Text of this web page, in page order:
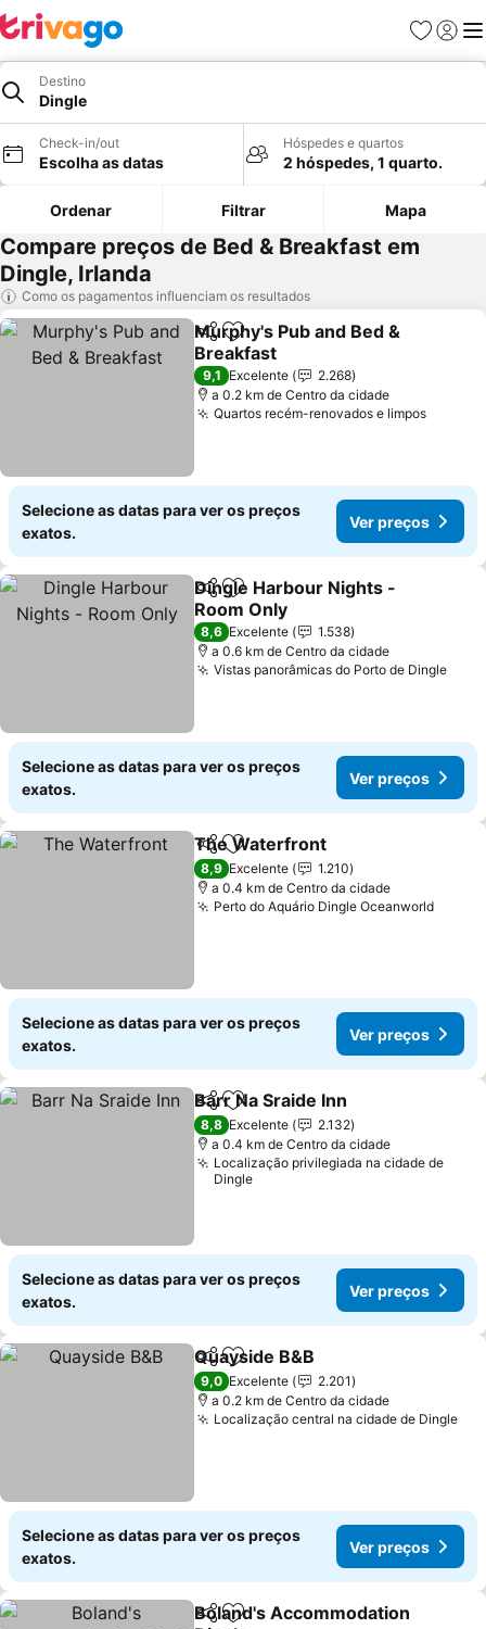
Favoritos
Iniciar
Destino
Dingle
Check-in/out
Escolha as datas
Hóspedes e quartos
2 hóspedes, 1 quarto.
Ordenar Filtrar Mapa
Compare preços de Bed & Breakfast em
Dingle, Irlanda
Como os pagamentos influenciam os resultados
PartilharAdicionar aos favoritos
Murphy's Pub and Bed &
Breakfast
Ver preços
9,1 Excelente
2.268
a 0.2 km de Centro da cidade
Quartos recém-renovados e limposVer
Selecione as datas para ver os preços
exatos.
Ver preços
PartilharAdicionar aos favoritos
Dingle Harbour Nights -
Room Only
Ver preços
8,6 Excelente
1.538
a 0.6 km de Centro da cidade
Vistas panorâmicas do Porto de DingleVer
Selecione as datas para ver os preços
exatos.
Ver preços
PartilharAdicionar aos favoritos
The Waterfront
8,9 Excelente
1.210
a 0.4 km de Centro da cidade
Perto do Aquário Dingle OceanworldVer
Selecione as datas para ver os preços
exatos.
Ver preços
PartilharAdicionar aos favoritos
Barr Na Sraide Inn
8,8 Excelente
2.132
a 0.4 km de Centro da cidade
Localização privilegiada na cidade de
Dingle
Selecione as datas para ver os preços
exatos.
Ver preços
PartilharAdicionar aos favoritos
Quayside B&B
9,0 Excelente
2.201
a 0.2 km de Centro da cidade
Localização central na cidade de Dingle
Selecione as datas para ver os preços
exatos.
Ver preços
PartilharAdicionar aos favoritos
Boland's Accommodation